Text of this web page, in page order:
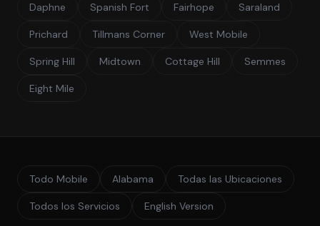
Daphne Spanish Fort Fairhope Saraland
Prichard Tillmans Corner West Mobile
Spring Hill Midtown Cottage Hill Semmes
Eight Mile
Todo Mobile Alabama Todas las Ubicaciones
Todos los Servicios English Version